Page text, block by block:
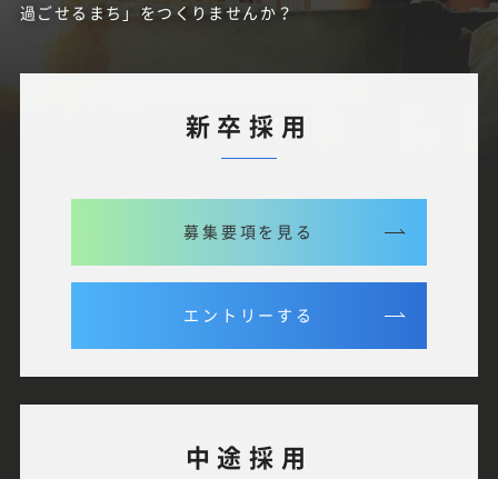
過ごせるまち」をつくりませんか？
新卒採用
募集要項を見る
エントリーする
中途採用